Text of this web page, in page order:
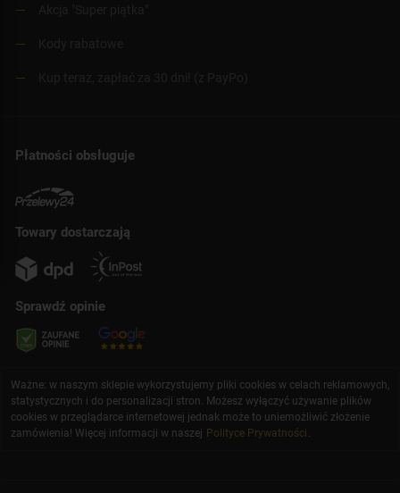
Płatności obsługuje
Towary dostarczają
Sprawdź opinie
Ważne: w naszym sklepie wykorzystujemy pliki cookies w celach reklamowych,
statystycznych i do personalizacji stron. Możesz wyłączyć używanie plików
cookies w przeglądarce internetowej jednak może to uniemożliwić złożenie
zamówienia! Więcej informacji w naszej Polityce Prywatności